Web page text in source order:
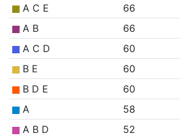
A C E
66
A B
66
A C D
60
B E
60
B D E
60
A
58
A B D
52